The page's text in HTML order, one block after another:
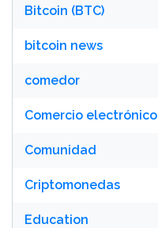
Bitcoin (BTC)
bitcoin news
comedor
Comercio electrónico
Comunidad
Criptomonedas
Education